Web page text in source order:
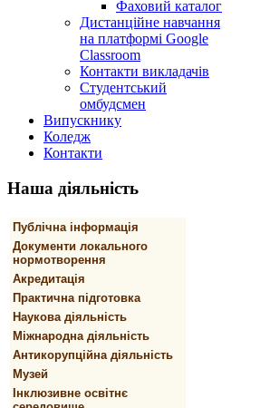
Фаховий каталог
Дистанційне навчання
на платформі Google
Classroom
Контакти викладачів
Студентський
омбудсмен
Випускнику
Коледж
Контакти
Наша діяльність
Публічна інформація
Документи локального
нормотворення
Акредитація
Практична підготовка
Наукова діяльність
Міжнародна діяльність
Антикорупційна діяльність
Музей
Інклюзивне освітнє